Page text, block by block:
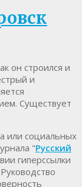
он строился и
и
Существует
или социальных
"Русский
гиперссылки